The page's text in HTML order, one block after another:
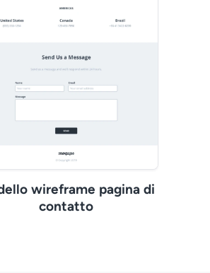
wireframe pagina di
contatto